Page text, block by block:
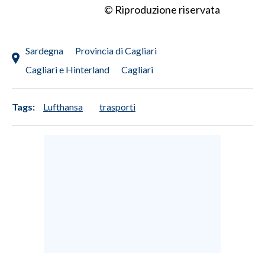
NECROLOGI
© Riproduzione riservata
Sardegna
Provincia di Cagliari
Cagliari e Hinterland
Cagliari
Tags: Lufthansa trasporti